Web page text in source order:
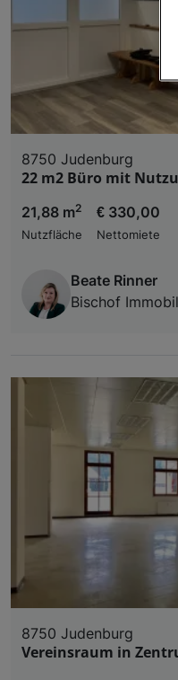
8750 Judenburg
22 m2 Büro mit
21,88 m2
Nutzfläche
€ 330,00
Nettomiete
Beate Rinner
Bischof
8750 Judenburg
Vereinsraum in